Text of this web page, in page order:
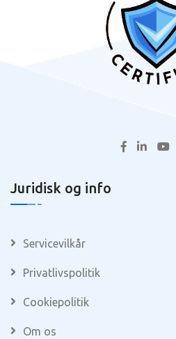
Juridisk og info
Servicevilkår
Privatlivspolitik
Cookiepolitik
Om os